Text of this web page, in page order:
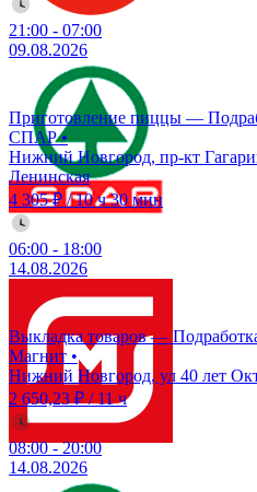
21:00 - 07:00
09.08.2026
Приготовление пиццы —
СПАР•
Нижний Новгород, пр-кт
Ленинская
4 305 ₽ /10 ч 30 мин
06:00 - 18:00
14.08.2026
Выкладка товаров —
Магнит •
Нижний Новгород, ул 40 лет
2 650,23 ₽ / 11 ч
08:00-20:00
14.08.2026